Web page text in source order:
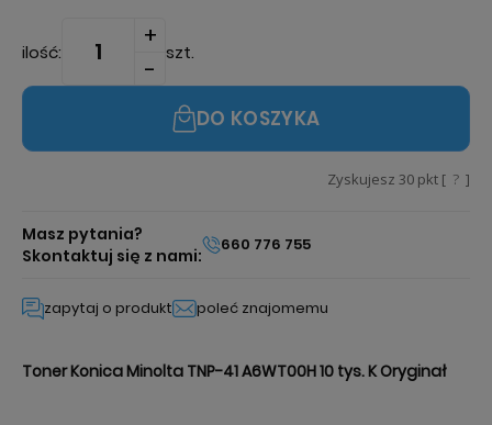
ilość: szt.
DO KOSZYKA
Zyskujesz 30 pkt [ ? ]
Masz pytania?
Skontaktuj się z nami:
660 776 755
zapytaj o produkt poleć znajomemu
Toner Konica Minolta TNP-41 A6WT00H 10 tys. K Oryginał